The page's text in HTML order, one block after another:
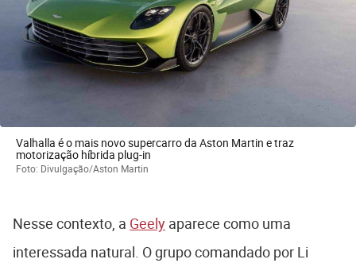
Valhalla é o mais novo supercarro da Aston Martin e traz
motorização híbrida plug-in
Foto: Divulgação/Aston Martin
Nesse contexto, a Geely aparece como uma
interessada natural. O grupo comandado por Li